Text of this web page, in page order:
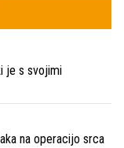
je s svojimi
na operacijo srca